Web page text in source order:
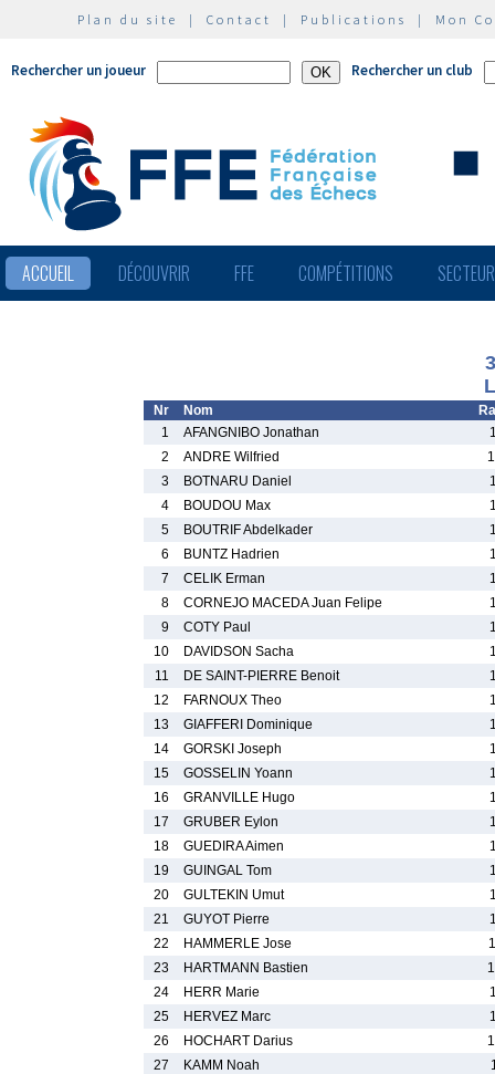
Plan du site | Contact | Publications | Mon
Rechercher un joueur Rechercher un club
ACCUEIL DÉCOUVRIR FFE COMPÉTITIONS
Nr Nom
1
AFANGNIBO Jonathan
2
ANDRE Wilfried
3
BOTNARU Daniel
4
BOUDOU Max
5
BOUTRIF Abdelkader
6
BUNTZ Hadrien
7
CELIK Erman
8
CORNEJO MACEDA Juan Felipe
9
COTY Paul
10
DAVIDSON Sacha
11
DE SAINT-PIERRE Benoit
12
FARNOUX Theo
13
GIAFFERI Dominique
14
GORSKI Joseph
15
GOSSELIN Yoann
16
GRANVILLE Hugo
17
GRUBER Eylon
18
GUEDIRA Aimen
19
GUINGAL Tom
20
GULTEKIN Umut
21
GUYOT Pierre
22
HAMMERLE Jose
23
HARTMANN Bastien
24
HERR Marie
25
HERVEZ Marc
26
HOCHART Darius
27
KAMM Noah